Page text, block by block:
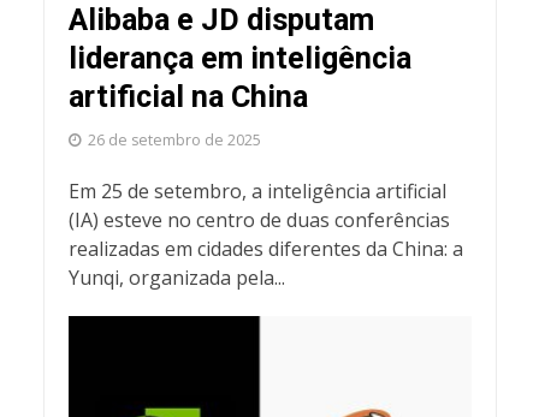
Alibaba e JD disputam
liderança em inteligência
artificial na China
26 de setembro de 2025
Em 25 de setembro, a inteligência artificial
(IA) esteve no centro de duas conferências
realizadas em cidades diferentes da China: a
Yunqi, organizada pela...